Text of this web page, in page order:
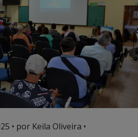
• por Keila Oliveira •